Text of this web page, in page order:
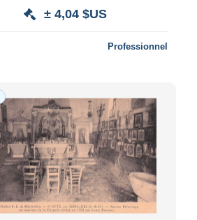
± 4,04 $US
Professionnel